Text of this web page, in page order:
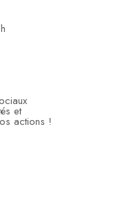
et
actions !